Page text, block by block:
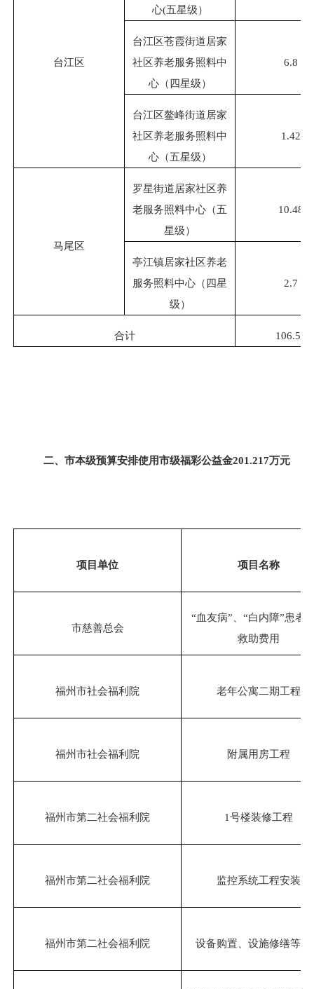
台江区
心(五星级）
台江区苍霞街道居家
社区养老服务照料中
心（四星级）
6.8
台江区鳌峰街道居家
社区养老服务照料中
心（五星级）
1.42
马尾区
罗星街道居家社区养
老服务照料中心（五
星级）
10.48
亭江镇居家社区养老
服务照料中心（四星
级）
2.7
合计 106.54
二、市本级预算安排使用市级福彩公益金201.217万元
项目单位 项目名称
市慈善总会
“血友病”、“白内障”患者
救助费用
福州市社会福利院 老年公寓二期工程
福州市社会福利院 附属用房工程
福州市第二社会福利院 1号楼装修工程
福州市第二社会福利院 监控系统工程安装
福州市第二社会福利院 设备购置、设施修缮等经